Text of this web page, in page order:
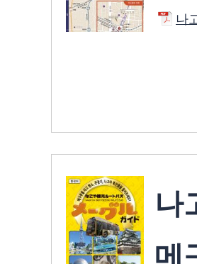
나
나
메